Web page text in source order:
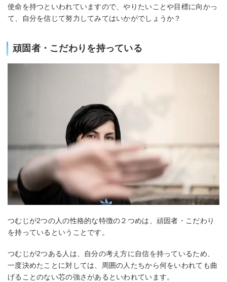
使命を持つといわれていますので、やりたいことや目標に向かっ
て、自分を信じて努力してみてはいかがでしょうか？
頑固者・こだわりを持っている
つむじが2つの人の性格的な特徴の２つめは、頑固者・こだわり
を持っているということです。
つむじが2つある人は、自分の考え方に自信を持っているため、
一度決めたことに対しては、周囲の人たちから何をいわれても曲
げることのない芯の強さがあるといわれています。